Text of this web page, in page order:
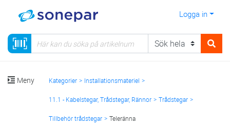
Logga in
Meny Kategorier Installationsmateriel
11.1 - Kabelstegar, Trådstegar, Rännor Trådstegar
Tillbehör trådstegar Teleränna